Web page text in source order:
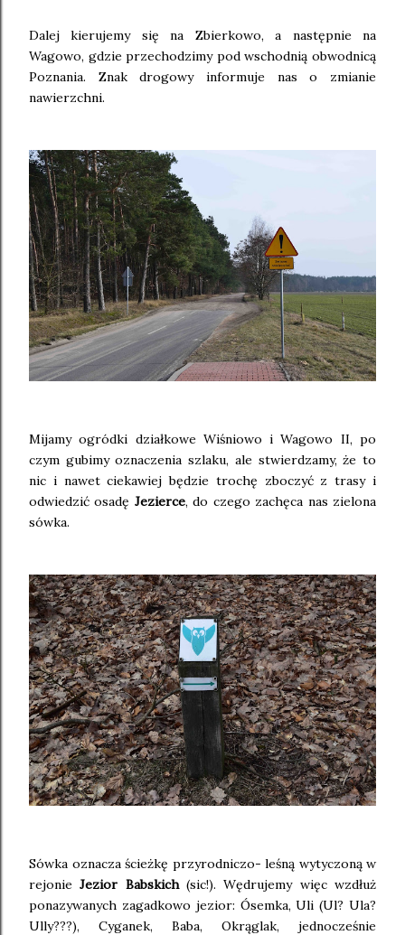
Dalej kierujemy się na Zbierkowo, a następnie na
Wagowo, gdzie przechodzimy pod wschodnią obwodnicą
Poznania. Znak drogowy informuje nas o zmianie
nawierzchni.
Mijamy ogródki działkowe Wiśniowo i Wagowo II, po
czym gubimy oznaczenia szlaku, ale stwierdzamy, że to
nic i nawet ciekawiej będzie trochę zboczyć z trasy i
odwiedzić osadę Jezierce, do czego zachęca nas zielona
sówka.
Sówka oznacza ścieżkę przyrodniczo- leśną wytyczoną w
rejonieJezior Babskich(sic!). Wędrujemy więc wzdłuż
ponazywanych zagadkowo jezior: Ósemka, Uli (Ul? Ula?
Ully???), Cyganek, Baba, Okrąglak, jednocześnie